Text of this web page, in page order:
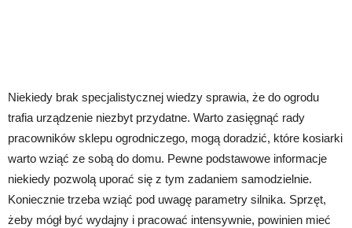
Niekiedy brak specjalistycznej wiedzy sprawia, że do ogrodu
trafia urządzenie niezbyt przydatne. Warto zasięgnąć rady
pracowników sklepu ogrodniczego, mogą doradzić, które kosiarki
warto wziąć ze sobą do domu. Pewne podstawowe informacje
niekiedy pozwolą uporać się z tym zadaniem samodzielnie.
Koniecznie trzeba wziąć pod uwagę parametry silnika. Sprzęt,
żeby mógł być wydajny i pracować intensywnie, powinien mieć